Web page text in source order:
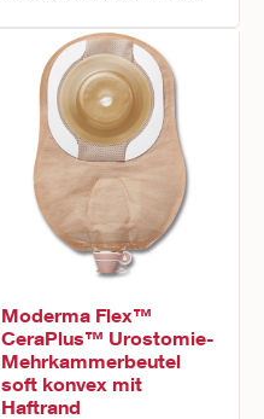
Moderma Flex™
CeraPlus™ Urostomie-
Mehrkammerbeutel
soft konvex mit
Haftrand